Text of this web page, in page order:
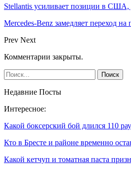
Stellantis усиливает позиции в США,
Mercedes-Benz замедляет переход
Prev Next
Комментарии закрыты.
Недавние Посты
Интересное:
Какой боксерский бой длился 110
Кто в Бресте и районе временно
Какой кетчуп и томатная паста